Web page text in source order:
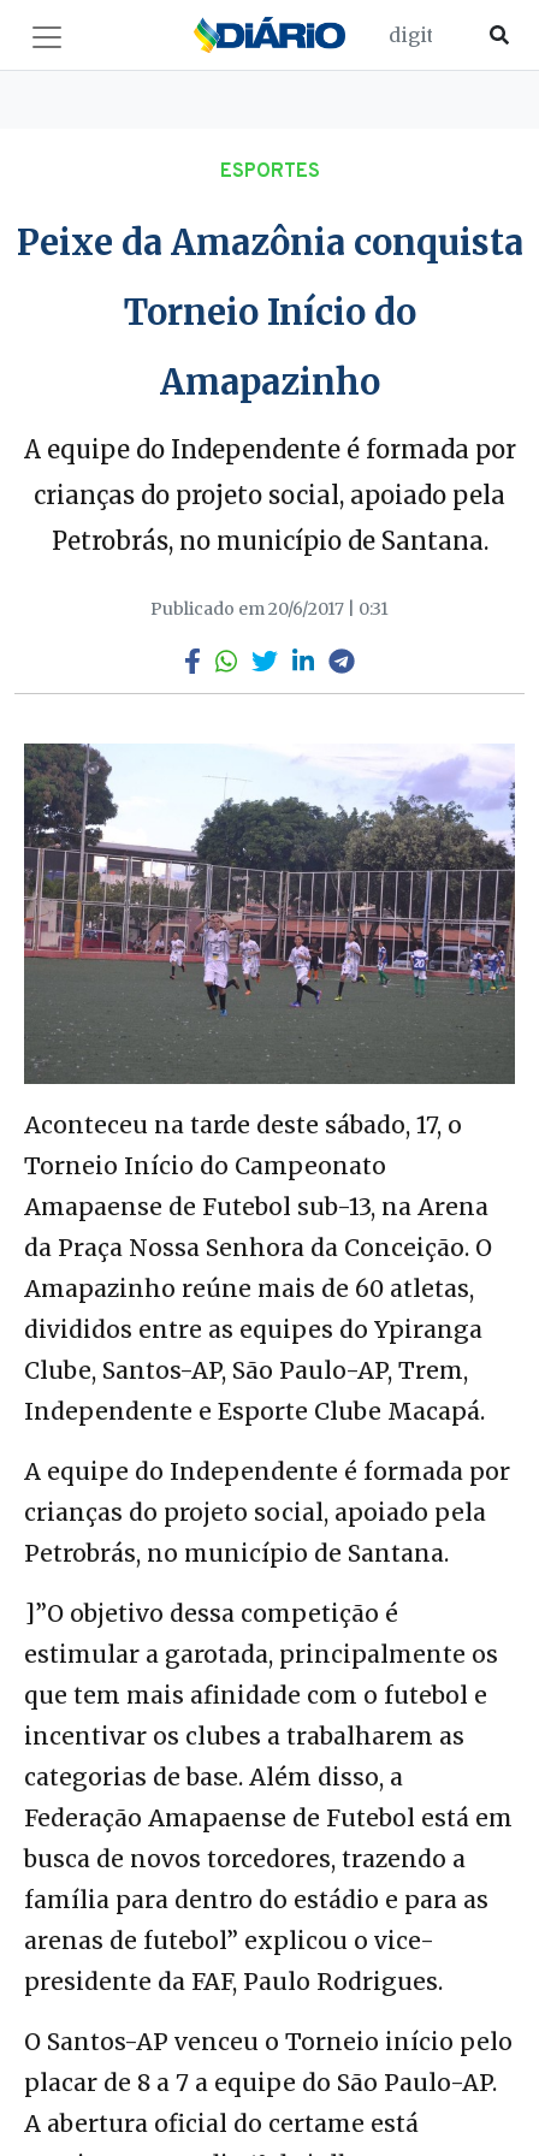
ESPORTES
Peixe da Amazônia conquista
Torneio Início do
Amapazinho
A equipe do Independente é formada por
crianças do projeto social, apoiado pela
Petrobrás, no município de Santana.
Publicado em 20/6/2017 | 0:31
Aconteceu na tarde deste sábado, 17, o
Torneio Início do Campeonato
Amapaense de Futebol sub-13, na Arena
da Praça Nossa Senhora da Conceição. O
Amapazinho reúne mais de 60 atletas,
divididos entre as equipes do Ypiranga
Clube, Santos-AP, São Paulo-AP, Trem,
Independente e Esporte Clube Macapá.
A equipe do Independente é formada por
crianças do projeto social, apoiado pela
Petrobrás, no município de Santana.
]”O objetivo dessa competição é
estimular a garotada, principalmente os
que tem mais afinidade com o futebol e
incentivar os clubes a trabalharem as
categorias de base. Além disso, a
Federação Amapaense de Futebol está em
busca de novos torcedores, trazendo a
família para dentro do estádio e para as
arenas de futebol” explicou o vice-
presidente da FAF, Paulo Rodrigues.
O Santos-AP venceu o Torneio início pelo
placar de 8 a 7 a equipe do São Paulo-AP.
A abertura oficial do certame está